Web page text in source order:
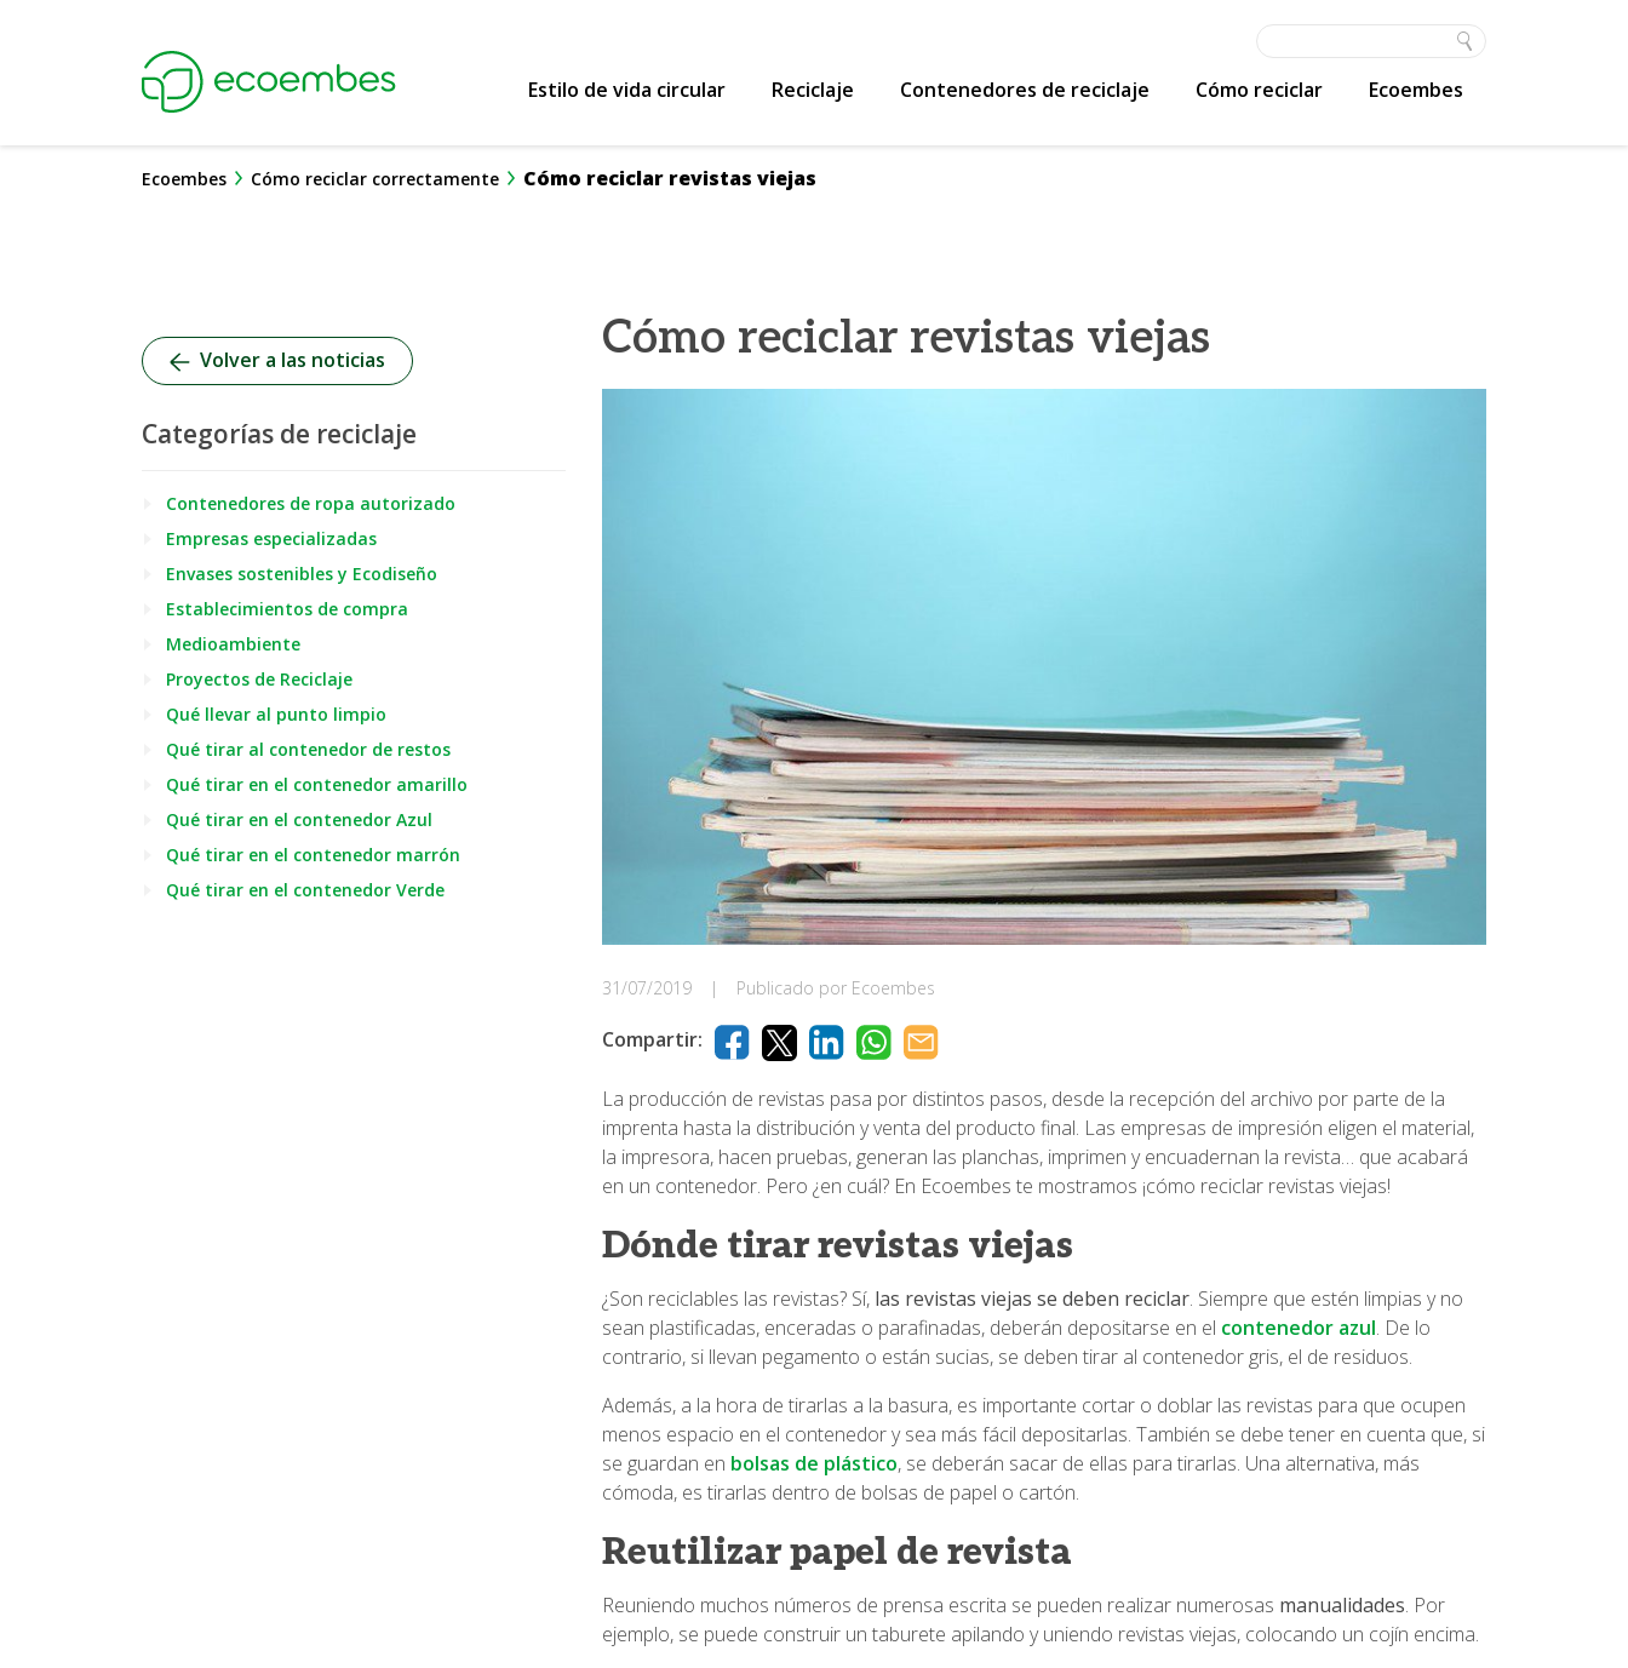
Estilo de vida circular
Reciclaje Contenedores de reciclaje Cómo reciclar Ecoembes
Ecoembes Cómo reciclar correctamente Cómo reciclar revistas viejas
Volver a las noticias
Categorías de reciclaje
Contenedores de ropa autorizado
Empresas especializadas
Envases sostenibles y Ecodiseño
Establecimientos de compra
Medioambiente
Proyectos de Reciclaje
Qué llevar al punto limpio
Qué tirar al contenedor de restos
Qué tirar en el contenedor amarillo
Qué tirar en el contenedor Azul
Qué tirar en el contenedor marrón
Qué tirar en el contenedor Verde
Cómo reciclar revistas viejas
31/07/2019 | Publicado por Ecoembes
Compartir:
La producción de revistas pasa por distintos pasos, desde la recepción del archivo por parte de la
imprenta hasta la distribución y venta del producto final. Las empresas de impresión eligen el material,
la impresora, hacen pruebas, generan las planchas, imprimen y encuadernan la revista… que acabará
en un contenedor. Pero ¿en cuál? En Ecoembes te mostramos ¡cómo reciclar revistas viejas!
Dónde tirar revistas viejas
¿Son reciclables las revistas? Sí, las revistas viejas se deben reciclar. Siempre que estén limpias y no
sean plastificadas, enceradas o parafinadas, deberán depositarse en el contenedor azul. De lo
contrario, si llevan pegamento o están sucias, se deben tirar al contenedor gris, el de residuos.
Además, a la hora de tirarlas a la basura, es importante cortar o doblar las revistas para que ocupen
menos espacio en el contenedor y sea más fácil depositarlas. También se debe tener en cuenta que, si
se guardan en bolsas de plástico, se deberán sacar de ellas para tirarlas. Una alternativa, más
cómoda, es tirarlas dentro de bolsas de papel o cartón.
Reutilizar papel de revista
Reuniendo muchos números de prensa escrita se pueden realizar numerosas manualidades. Por
ejemplo, se puede construir un taburete apilando y uniendo revistas viejas, colocando un cojín encima.